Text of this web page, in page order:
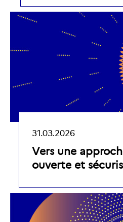
31.03.2026
Vers une
ouverte et